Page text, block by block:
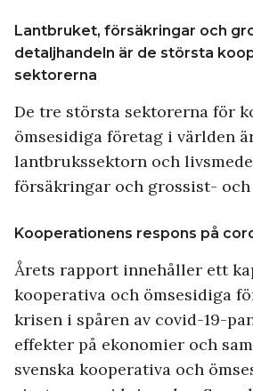
Lantbruket, försäkringar och
detaljhandeln är de största
sektorerna
De tre största sektorerna för
ömsesidiga företag i världen
lantbrukssektorn och
försäkringar och grossist-
Kooperationens respons på
Årets rapport innehåller ett
kooperativa och ömsesidiga
krisen i spåren av covid-19-
effekter på ekonomier och
svenska kooperativa och